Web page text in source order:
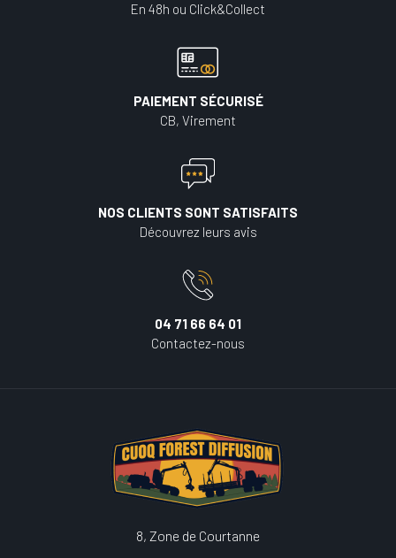
En 48h ou Click&Collect
PAIEMENT SÉCURISÉ
CB, Virement
NOS CLIENTS SONT SATISFAITS
Découvrez leurs avis
04 71 66 64 01
Contactez-nous
8, Zone de Courtanne